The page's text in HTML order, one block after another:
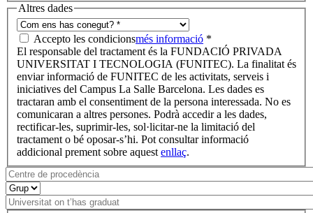
Altres dades
Accepto les condicionsmés informació *
El responsable del tractament és la FUNDACIÓ PRIVADA
UNIVERSITAT I TECNOLOGIA (FUNITEC). La finalitat és
enviar informació de FUNITEC de les activitats, serveis i
iniciatives del Campus La Salle Barcelona. Les dades es
tractaran amb el consentiment de la persona interessada. No es
comunicaran a altres persones. Podrà accedir a les dades,
rectificar-les, suprimir-les, sol·licitar-ne la limitació del
tractament o bé oposar-s’hi. Pot consultar informació
addicional prement sobre aquestenllaç.